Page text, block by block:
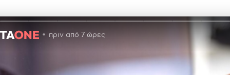
πριν από 7 ώρες